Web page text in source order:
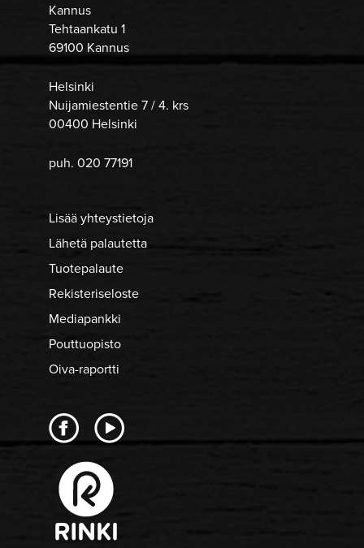
Kannus
Tehtaankatu 1
69100 Kannus
Helsinki
Nuijamiestentie 7 / 4. krs
00400 Helsinki
puh. 020 77191
Lisää yhteystietoja
Lähetä palautetta
Tuotepalaute
Rekisteriseloste
Mediapankki
Pouttuopisto
Oiva-raportti